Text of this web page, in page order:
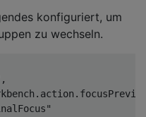
konfiguriert, um
zu wechseln.